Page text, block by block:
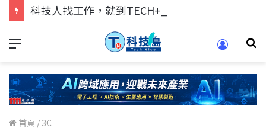
科技人找工作，就到TECH+ 科技專區!
首頁 / 3C